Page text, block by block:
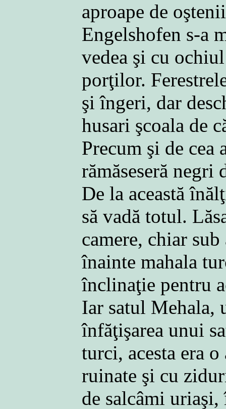
aproape de
Engelshofen s-a
vedea şi cu
porţilor.
şi îngeri, dar
husari şcoala de
Precum şi de
rămăseseră
De la această
să vadă totul.
camere, chiar
înainte mahala
înclinaţie pentru
Iar satul Mehala,
înfăţişarea unui
turci, acesta era
ruinate şi cu
de salcâmi